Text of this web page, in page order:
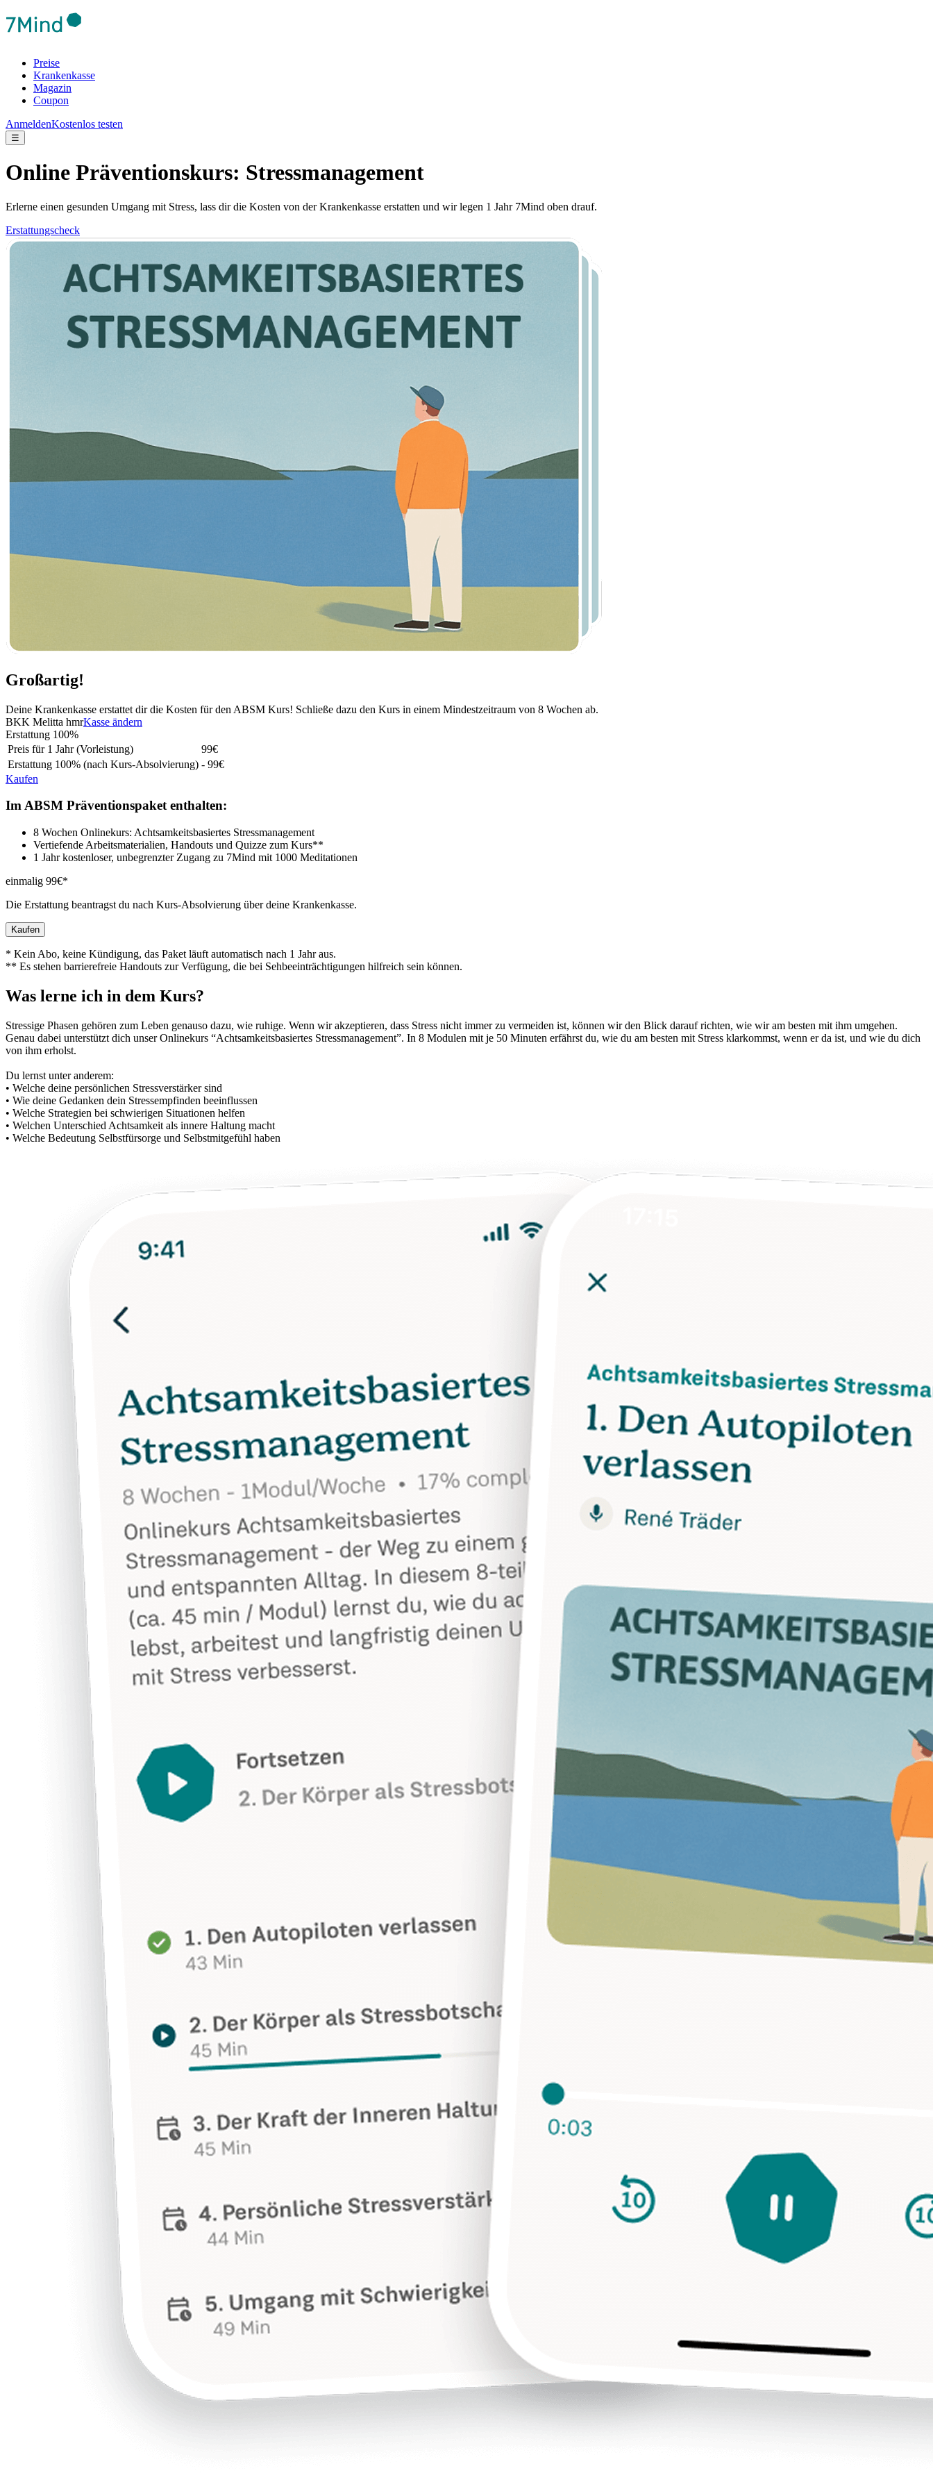
Preise
Krankenkasse
Magazin
Coupon
AnmeldenKostenlos testen
☰
Online Präventionskurs: Stressmanagement
Erlerne einen gesunden Umgang mit Stress, lass dir die Kosten von der Krankenkasse erstatten und wir legen 1 Jahr 7Mind oben drauf.
Erstattungscheck
Großartig!
Deine Krankenkasse erstattet dir die Kosten für den ABSM Kurs! Schließe dazu den Kurs in einem Mindestzeitraum von 8 Wochen ab.
BKK Melitta hmrKasse ändern
Erstattung 100%
Preis für 1 Jahr (Vorleistung)
99€
Erstattung 100% (nach Kurs-Absolvierung) - 99€
Kaufen
Im ABSM Präventionspaket enthalten:
8 Wochen Onlinekurs: Achtsamkeitsbasiertes Stressmanagement
Vertiefende Arbeitsmaterialien, Handouts und Quizze zum Kurs**
1 Jahr kostenloser, unbegrenzter Zugang zu 7Mind mit 1000 Meditationen
einmalig 99€*
Die Erstattung beantragst du nach Kurs-Absolvierung über deine Krankenkasse.
Kaufen
* Kein Abo, keine Kündigung, das Paket läuft automatisch nach 1 Jahr aus.
** Es stehen barrierefreie Handouts zur Verfügung, die bei Sehbeeinträchtigungen hilfreich sein können.
Was lerne ich in dem Kurs?
Stressige Phasen gehö­ren zum Leben genauso dazu, wie ruhige. Wenn wir akzeptieren, dass Stress nicht immer zu vermeiden ist, können wir den Blick darauf rich­ten, wie wir am besten mit ihm umgehen.
Genau dabei unterstützt dich unser Onlinekurs “Achtsamkeitsbasiertes Stressmanagement”. In 8 Modulen mit je 50 Minuten erfährst du, wie du am besten mit Stress klarkommst, wenn er da ist, und wie du dich
von ihm erholst.
Du lernst unter anderem:
• Welche deine persönlichen Stressverstärker sind
• Wie deine Gedanken dein Stressempfinden beeinflussen
• Welche Strategien bei schwierigen Situationen helfen
• Welchen Unterschied Achtsamkeit als innere Haltung macht
• Welche Bedeutung Selbstfürsorge und Selbstmitgefühl haben